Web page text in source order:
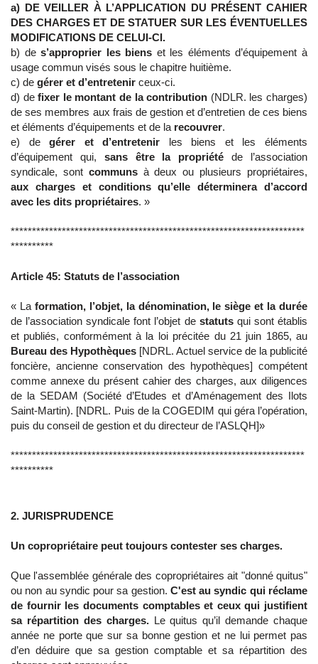
a) DE VEILLER À L’APPLICATION DU PRÉSENT CAHIER
DES CHARGES ET DE STATUER SUR LES ÉVENTUELLES
MODIFICATIONS DE CELUI-CI.
b) des’approprier les biens et les éléments d’équipement à
usage commun visés sous le chapitre huitième.
c) de gérer et d’entretenir ceux-ci.
d) defixer le montant de la contribution (NDLR. les charges)
de ses membres aux frais de gestion et d’entretien de ces biens
et éléments d’équipements et de la recouvrer.
e) degérer et d’entretenir les biens et les éléments
d’équipement qui, sans être la propriété de l’association
syndicale, sont communsà deux ou plusieurs propriétaires,
aux charges et conditions qu’elle déterminera d’accord
avec les dits propriétaires. »
*********************************************************************
**********
Article 45: Statuts de l’association
« La formation, l’objet, la dénomination, le siège et la durée
de l’association syndicale font l’objet de statutsqui sont établis
et publiés, conformément à la loi précitée du 21 juin 1865, au
Bureau des Hypothèques [NDRL. Actuel service de la publicité
foncière, ancienne conservation des hypothèques] compétent
comme annexe du présent cahier des charges, aux diligences
de la SEDAM (Société d’Etudes et d’Aménagement des Ilots
Saint-Martin). [NDRL. Puis de la COGEDIM qui géra l’opération,
puis du conseil de gestion et du directeur de l’ASLQH]»
*********************************************************************
**********
2. JURISPRUDENCE
Un copropriétaire peut toujours contester ses charges.
Que l'assemblée générale des copropriétaires ait "donné quitus"
ou non au syndic pour sa gestion. C'est au syndic qui réclame
de fournir les documents comptables et ceux qui justifient
sa répartition des charges.Le quitus qu’il demande chaque
année ne porte que sur sa bonne gestion et ne lui permet pas
d’en déduire que sa gestion comptable et sa répartition des